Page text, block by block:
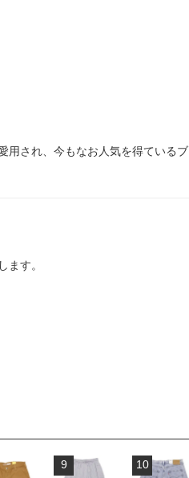
用され、今もなお人気を得ているブ
す。
9 10